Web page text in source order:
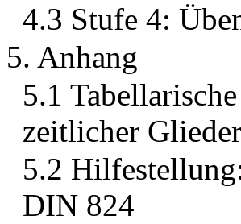
4.3 Stufe 4:
5. Anhang
5.1
zeitlicher
5.2
DIN 824